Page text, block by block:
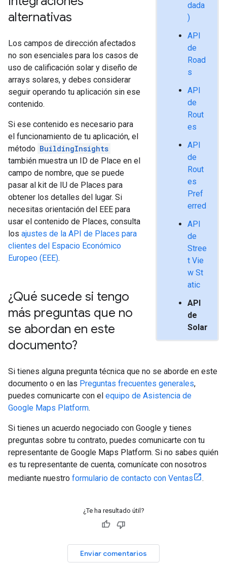
dada
)
API
de
Road
s
API
de
Rout
es
API
de
Rout
es
Pref
erred
API
de
Stree
t Vie
w St
atic
API
de
Solar
alternativas
Los campos de dirección afectados
no son esenciales para los casos de
uso de calificación solar y diseño de
arrays solares, y debes considerar
seguir operando tu aplicación sin ese
contenido.
Si ese contenido es necesario para
el funcionamiento de tu aplicación, el
método BuildingInsights
también muestra un ID de Place en el
campo de nombre, que se puede
pasar al kit de IU de Places para
obtener los detalles del lugar. Si
necesitas orientación del EEE para
usar el contenido de Places, consulta
los ajustes de la API de Places para
clientes del Espacio Económico
Europeo (EEE).
¿Qué sucede si tengo
más preguntas que no
se abordan en este
documento?
Si tienes alguna pregunta técnica que no se aborde en este
documento o en las Preguntas frecuentes generales,
puedes comunicarte con el equipo de Asistencia de
Google Maps Platform.
Si tienes un acuerdo negociado con Google y tienes
preguntas sobre tu contrato, puedes comunicarte con tu
representante de Google Maps Platform. Si no sabes quién
es tu representante de cuenta, comunícate con nosotros
mediante nuestro formulario de contacto con Ventas .
¿Te ha resultado útil?
Enviar comentarios